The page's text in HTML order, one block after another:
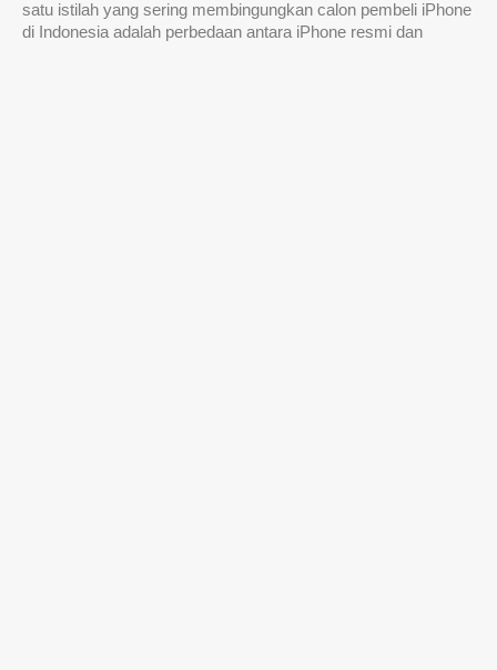
satu istilah yang sering membingungkan calon pembeli iPhone
di Indonesia adalah perbedaan antara iPhone resmi dan